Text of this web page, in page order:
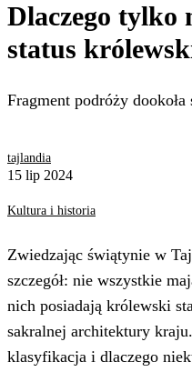
Dlaczego tylko
status
Fragment podróży
tajlandia
15 lip 2024
Kultura i historia
Zwiedzając świątynie w
szczegół: nie wszystkie
nich posiadają królewski
sakralnej architektury
klasyfikacja i dlaczego